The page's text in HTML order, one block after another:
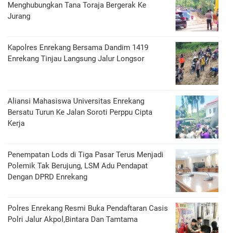
Menghubungkan Tana Toraja Bergerak Ke
Jurang
Kapolres Enrekang Bersama Dandim 1419
Enrekang Tinjau Langsung Jalur Longsor
Aliansi Mahasiswa Universitas Enrekang
Bersatu Turun Ke Jalan Soroti Perppu Cipta
Kerja
Penempatan Lods di Tiga Pasar Terus Menjadi
Polemik Tak Berujung, LSM Adu Pendapat
Dengan DPRD Enrekang
Polres Enrekang Resmi Buka Pendaftaran Casis
Polri Jalur Akpol,Bintara Dan Tamtama